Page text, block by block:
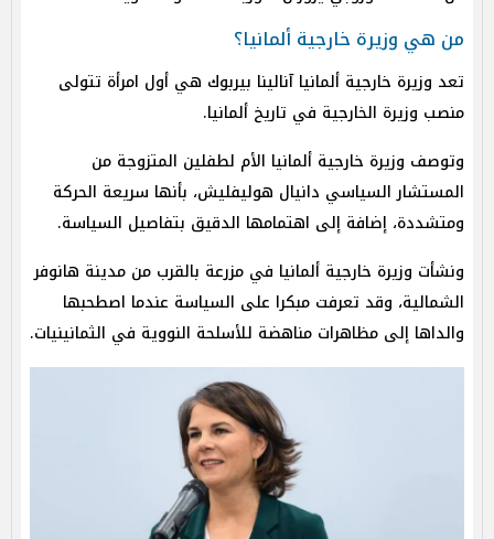
من هي وزيرة خارجية ألمانيا؟
تعد وزيرة خارجية ألمانيا آنالينا بيربوك هي أول امرأة تتولى
منصب وزيرة الخارجية في تاريخ ألمانيا.
وتوصف وزيرة خارجية ألمانيا الأم لطفلين المتزوجة من
المستشار السياسي دانيال هوليفليش، بأنها سريعة الحركة
ومتشددة، إضافة إلى اهتمامها الدقيق بتفاصيل السياسة.
ونشأت وزيرة خارجية ألمانيا في مزرعة بالقرب من مدينة هانوفر
الشمالية، وقد تعرفت مبكرا على السياسة عندما اصطحبها
والداها إلى مظاهرات مناهضة للأسلحة النووية في الثمانينيات.